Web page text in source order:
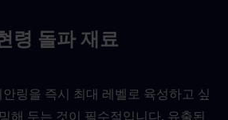
령 돌파 재료
링을 즉시 최대 레벨로 육성하고 싶
해 두는 것이 필수적입니다. 유출된